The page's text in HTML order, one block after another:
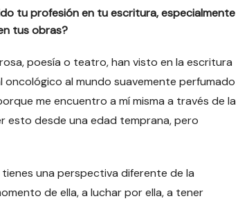
tu profesión en tu escritura, especialmente
tus obras?
poesía o teatro, han visto en la escritura
al mundo suavemente perfumado
me encuentro a mí misma a través de la
esto desde una edad temprana, pero
una perspectiva diferente de la
de ella, a luchar por ella, a tener